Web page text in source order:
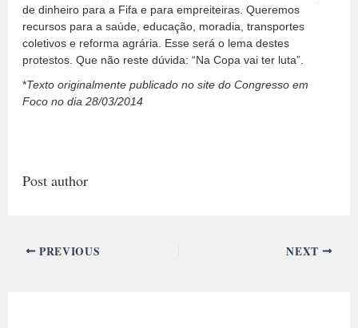
de dinheiro para a Fifa e para empreiteiras. Queremos
recursos para a saúde, educação, moradia, transportes
coletivos e reforma agrária. Esse será o lema destes
protestos. Que não reste dúvida: “Na Copa vai ter luta”.
*Texto originalmente publicado no site do Congresso em
Foco no dia 28/03/2014
Post author
PREVIOUS NEXT